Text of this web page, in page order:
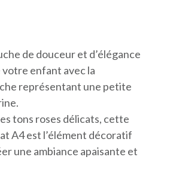
de douceur et d’élégance
votre enfant avec la
représentant une petite
tons roses délicats, cette
A4 est l’élément décoratif
une ambiance apaisante et